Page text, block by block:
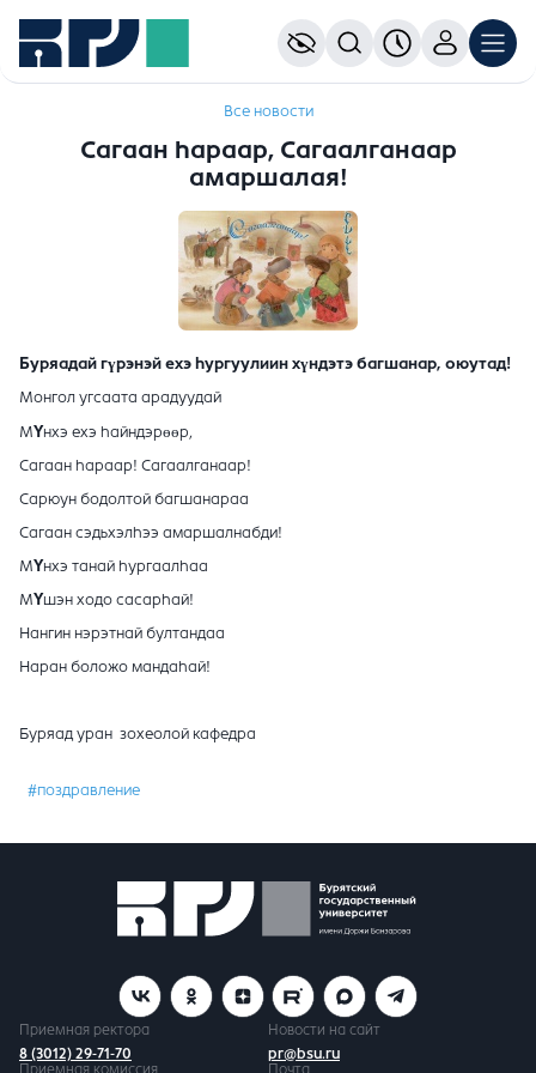
Все новости
Сагаан hараар, Сагаалганаар
амаршалая!
Буряадай гүрэнэй ехэ hургуулиин хүндэтэ багшанар, оюутад!
Монгол угсаата арадуудай
МYнхэ ехэ hайндэрөөр,
Сагаан hараар! Сагаалганаар!
Сарюун бодолтой багшанараа
Сагаан сэдьхэлhээ амаршалнабди!
МYнхэ танай hургаалhаа
МYшэн ходо сасарhай!
Нангин нэрэтнай бултандаа
Наран боложо мандаhай!
Буряад уран зохеолой кафедра
#поздравление
Приемная ректора
8 (3012) 29-71-70
Новости на сайт
pr@bsu.ru
Приемная комиссия
Почта